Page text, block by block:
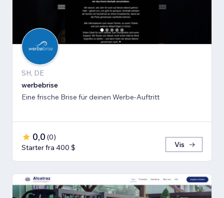
SH, DE
werbebrise
Eine frische Brise für deinen Werbe-Auftritt
0,0 (0)
Starter fra 400 $
Vis